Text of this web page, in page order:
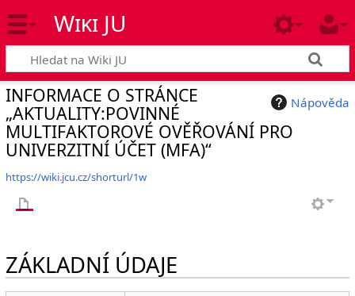
Wiki JU
Nápověda
INFORMACE O STRÁNCE
„AKTUALITY:POVINNÉ
MULTIFAKTOROVÉ OVĚŘOVÁNÍ PRO
UNIVERZITNÍ ÚČET (MFA)“
https://wiki.jcu.cz/shorturl/1w
ZÁKLADNÍ ÚDAJE